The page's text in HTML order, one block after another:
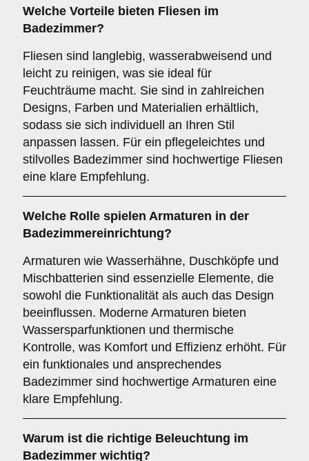
Welche Vorteile bieten Fliesen im
Badezimmer?
Fliesen sind langlebig, wasserabweisend und
leicht zu reinigen, was sie ideal für
Feuchträume macht. Sie sind in zahlreichen
Designs, Farben und Materialien erhältlich,
sodass sie sich individuell an Ihren Stil
anpassen lassen. Für ein pflegeleichtes und
stilvolles Badezimmer sind hochwertige Fliesen
eine klare Empfehlung.
Welche Rolle spielen Armaturen in der
Badezimmereinrichtung?
Armaturen wie Wasserhähne, Duschköpfe und
Mischbatterien sind essenzielle Elemente, die
sowohl die Funktionalität als auch das Design
beeinflussen. Moderne Armaturen bieten
Wassersparfunktionen und thermische
Kontrolle, was Komfort und Effizienz erhöht. Für
ein funktionales und ansprechendes
Badezimmer sind hochwertige Armaturen eine
klare Empfehlung.
Warum ist die richtige Beleuchtung im
Badezimmer wichtig?